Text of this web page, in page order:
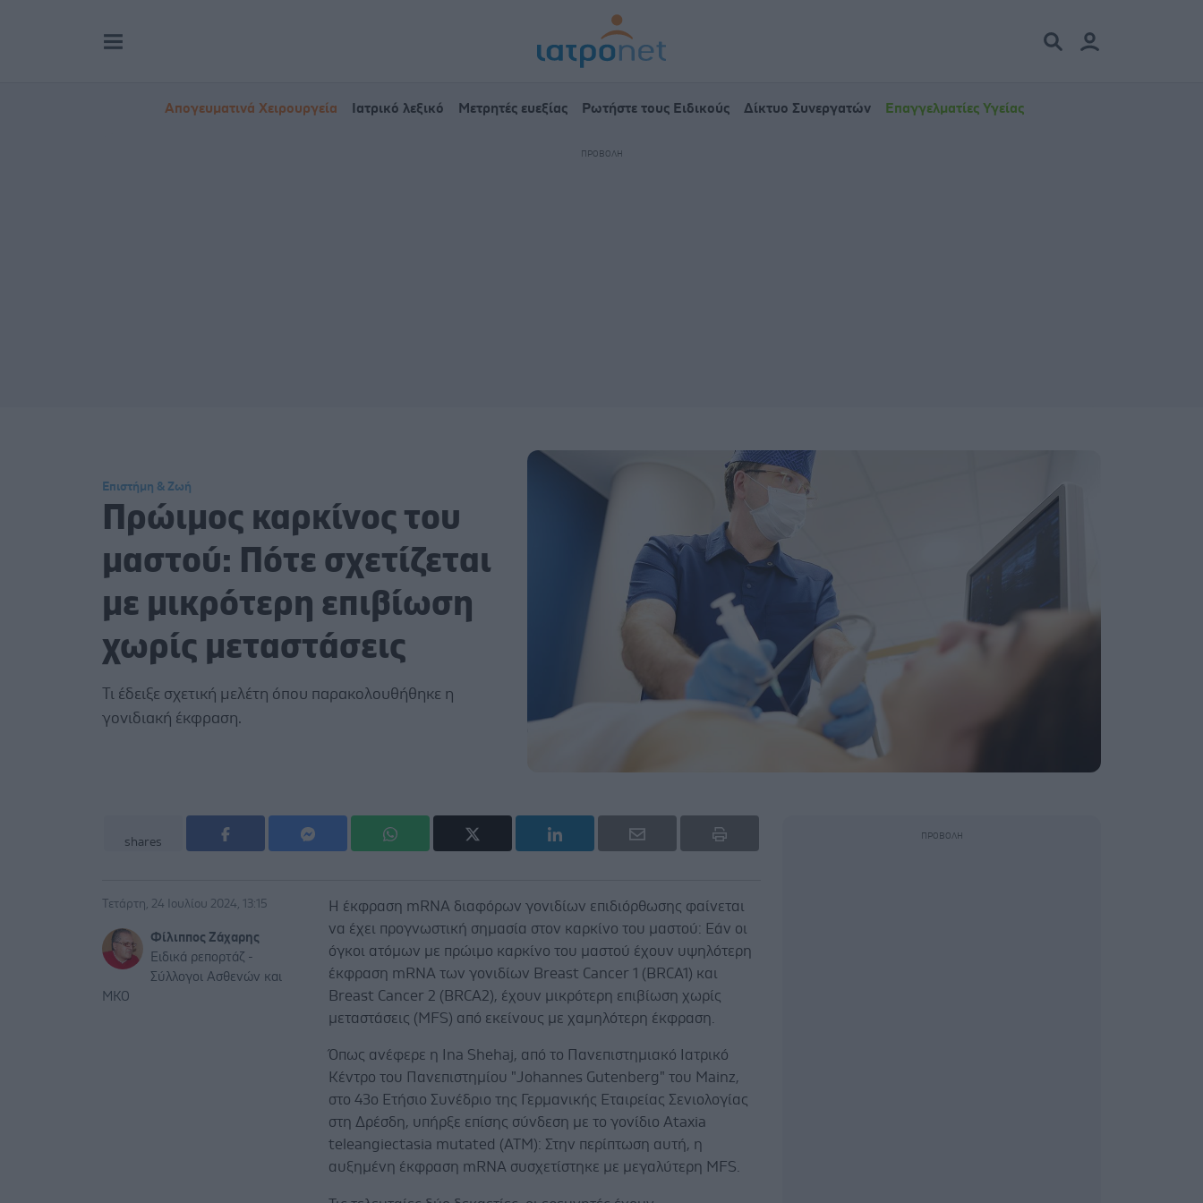
Απογευματινά Χειρουργεία Ιατρικό λεξικό Μετρητές ευεξίας Ρωτήστε τους Ειδικούς Δίκτυο Συνεργατών Επαγγελματίες Υγείας
Επιστήμη & Ζωή
Πρώιμος καρκίνος του
μαστού: Πότε σχετίζεται
με μικρότερη επιβίωση
χωρίς μεταστάσεις
Τι έδειξε σχετική μελέτη όπου παρακολουθήθηκε η
γονιδιακή έκφραση.
shares
Τετάρτη, 24 Ιουλίου 2024, 13:15
Φίλιππος Ζάχαρης
Ειδικά ρεπορτάζ -
Σύλλογοι Ασθενών και
ΜΚΟ
Η έκφραση mRNA διαφόρων γονιδίων επιδιόρθωσης φαίνεται
να έχει προγνωστική σημασία στον καρκίνο του μαστού: Εάν οι
όγκοι ατόμων με πρώιμο καρκίνο του μαστού έχουν υψηλότερη
έκφραση mRNA των γονιδίων Breast Cancer 1 (BRCA1) και
Breast Cancer 2 (BRCA2), έχουν μικρότερη επιβίωση χωρίς
μεταστάσεις (MFS) από εκείνους με χαμηλότερη έκφραση.
Όπως ανέφερε η Ina Shehaj, από το Πανεπιστημιακό Ιατρικό
Κέντρο του Πανεπιστημίου "Johannes Gutenberg" του Mainz,
στο 43ο Ετήσιο Συνέδριο της Γερμανικής Εταιρείας Σενιολογίας
στη Δρέσδη, υπήρξε επίσης σύνδεση με το γονίδιο Ataxia
teleangiectasia mutated (ATM): Στην περίπτωση αυτή, η
αυξημένη έκφραση mRNA συσχετίστηκε με μεγαλύτερη MFS.